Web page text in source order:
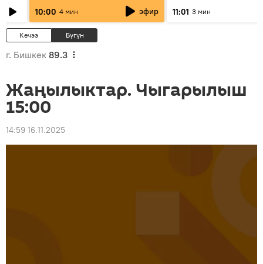
10:00 4 мин эфир 11:01 3 мин
Кечээ Бүгүн
г. Бишкек 89.3
Жаңылыктар. Чыгарылыш
15:00
14:59 16.11.2025